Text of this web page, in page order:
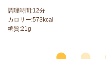
調理時間:12分
カロリー:573 kcal
糖質:21g